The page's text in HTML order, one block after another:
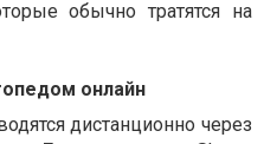
обычно тратятся на
онлайн
дистанционно через